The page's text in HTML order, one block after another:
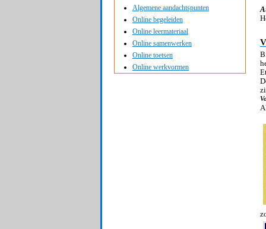
Algemene aandachtspunten
Online begeleiden
Online leermateriaal
Online samenwerken
Online toetsen
Online werkvormen